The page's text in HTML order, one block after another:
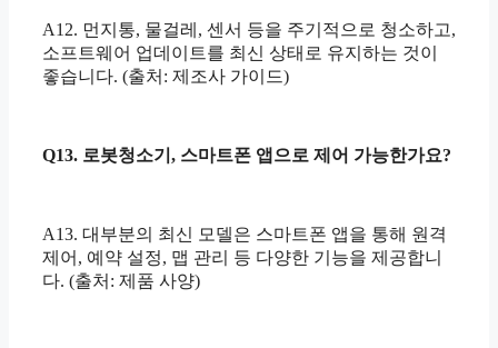
A12. 먼지통, 물걸레, 센서 등을 주기적으로 청소하고,
소프트웨어 업데이트를 최신 상태로 유지하는 것이
좋습니다. (출처: 제조사 가이드)
Q13. 로봇청소기, 스마트폰 앱으로 제어 가능한가요?
A13. 대부분의 최신 모델은 스마트폰 앱을 통해 원격
제어, 예약 설정, 맵 관리 등 다양한 기능을 제공합니
다. (출처: 제품 사양)